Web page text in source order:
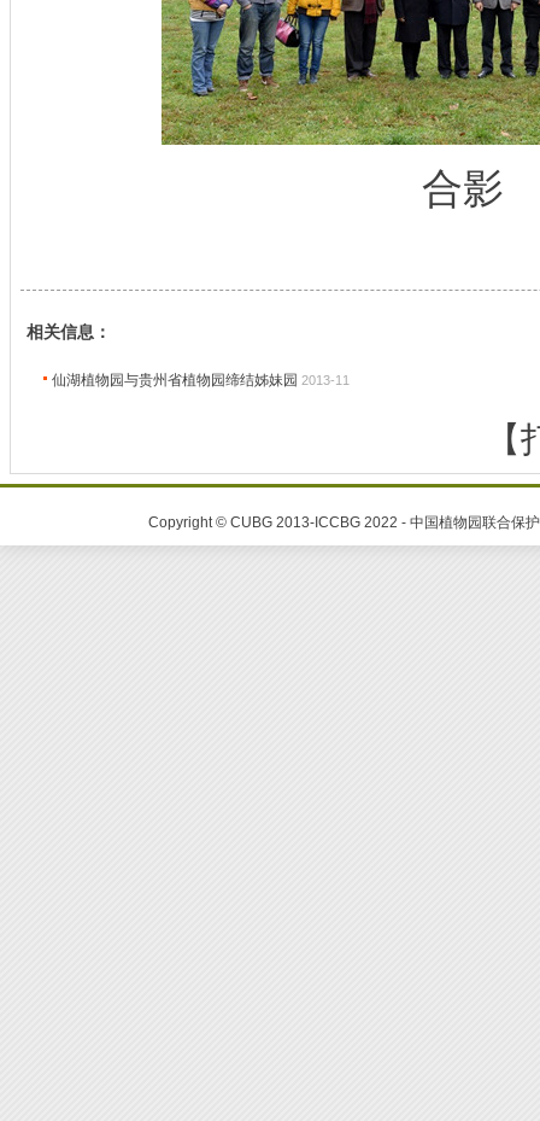
合影
相关信息：
仙湖植物园与贵州省植物园缔结姊妹园 2013-11
Copyright © CUBG 2013-ICCBG 2022 - 中国植物园联合保